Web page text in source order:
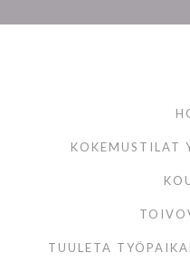
KOKEMUSTILAT
TUULETA